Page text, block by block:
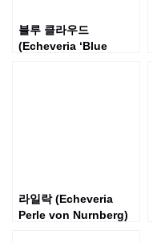
블루 클라우드
(Echeveria ‘Blue
라일락 (Echeveria
Perle von Nurnberg)